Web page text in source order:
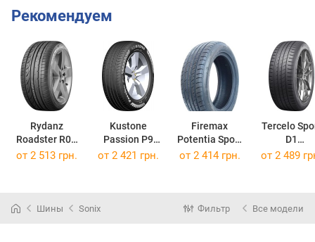
Рекомендуем
Rydanz
Roadster R02
235/50 R17 100W
Kustone
Passion P9
235/50 R17 100W
Firemax
Potentia Sport
2
Tercelo
D1
235/50 R17
от 2 513 грн. от 2 421 грн. от 2 414 грн. от 2 489
Шины Sonix Фильтр Все модели